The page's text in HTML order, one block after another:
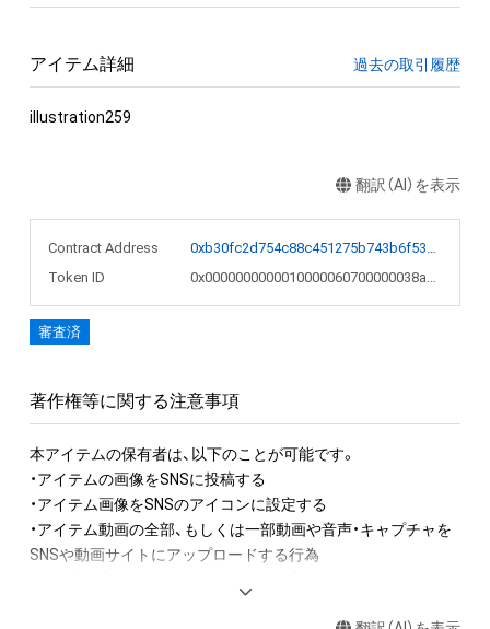
アイテム詳細 過去の取引履歴
illustration259
翻訳（AI）を表示
Contract Address
0xb30fc2d754c88c451275b743b6f530f19f643683
Token ID
0x0000000000010000060700000038a0a3
審査済
著作権等に関する注意事項
本アイテムの保有者は、以下のことが可能です。
・アイテムの画像をSNSに投稿する
・アイテム画像をSNSのアイコンに設定する
・アイテム動画の全部、もしくは一部動画や音声・キャプチャを
SNSや動画サイトにアップロードする行為